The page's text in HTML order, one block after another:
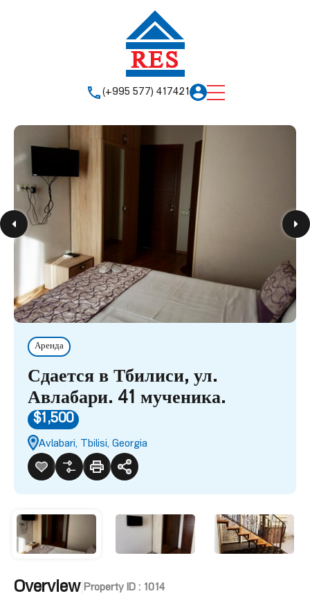
(+995 577) 417421
Аренда
Сдается в Тбилиси, ул.
Авлабари. 41 мученика.
$1,500
Avlabari, Tbilisi, Georgia
Overview| Property ID : 1014